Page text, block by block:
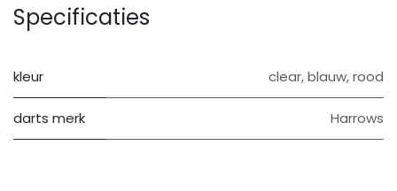
Specificaties
kleur clear,blauw,rood
darts merk Harrows